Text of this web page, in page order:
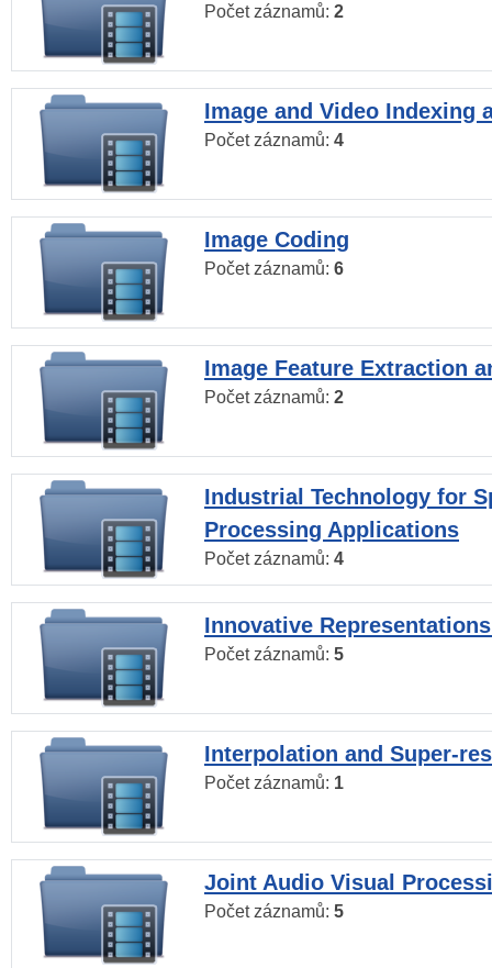
Počet záznamů: 2
Image and Video Indexing
Počet záznamů: 4
Image Coding
Počet záznamů: 6
Image Feature Extraction
Počet záznamů: 2
Industrial Technology for
Processing Applications
Počet záznamů: 4
Innovative
Počet záznamů: 5
Interpolation and Super-
Počet záznamů: 1
Joint Audio Visual
Počet záznamů: 5